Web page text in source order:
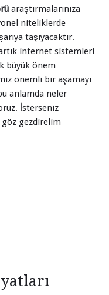
araştırmalarınıza
niteliklerde
taşıyacaktır.
internet sistemleri
büyük önem
önemli bir aşamayı
anlamda neler
İsterseniz
göz gezdirelim